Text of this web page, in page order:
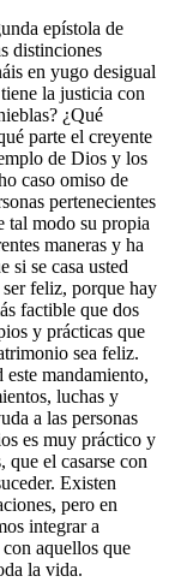
epístola de
distinciones
en yugo desigual
la justicia con
¿Qué
parte el creyente
de Dios y los
caso omiso de
pertenecientes
tal modo su propia
maneras y ha
si se casa usted
feliz, porque hay
factible que dos
y prácticas que
sea feliz.
este mandamiento,
luchas y
a las personas
es muy práctico y
el casarse con
Existen
pero en
integrar a
aquellos que
la vida.